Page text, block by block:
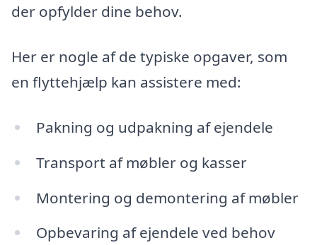
der opfylder dine behov.
Her er nogle af de typiske opgaver, som
en flyttehjælp kan assistere med:
Pakning og udpakning af ejendele
Transport af møbler og kasser
Montering og demontering af møbler
Opbevaring af ejendele ved behov